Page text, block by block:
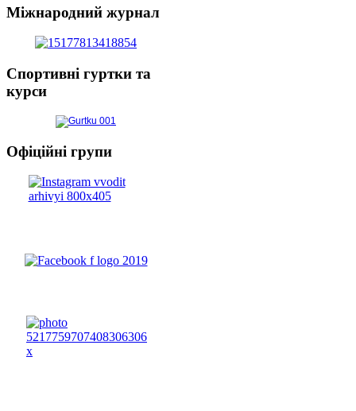
Міжнародний журнал
Спортивнi гуртки та
курси
Офіційні групи